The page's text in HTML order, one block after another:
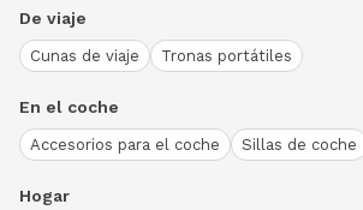
De viaje
Cunas de viaje Tronas portátiles
En el coche
Accesorios para el coche Sillas de coche
Hogar